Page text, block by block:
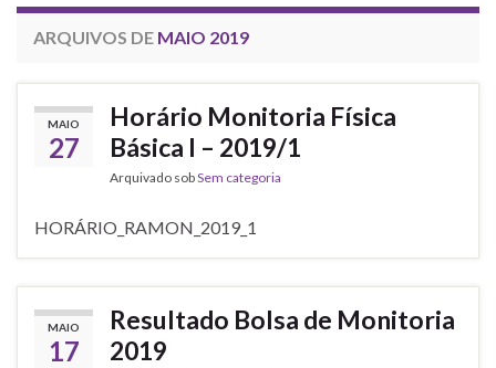
ARQUIVOS DE MAIO 2019
MAIO
27
Horário Monitoria Física
Básica I – 2019/1
Arquivado sobSem categoria
HORÁRIO_RAMON_2019_1
MAIO
17
Resultado Bolsa de Monitoria
2019